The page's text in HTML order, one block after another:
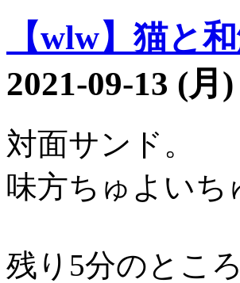
【wlw】猫と
2021-09-13 (月)
対面サンド。
味方ちゅよいち
残り5分のとこ